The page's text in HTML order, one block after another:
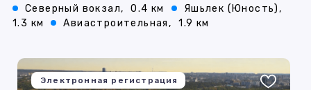
Северный вокзал, 0.4 км
Яшьлек (Юность),
1.3 км
Авиастроительная, 1.9 км
Электронная регистрация